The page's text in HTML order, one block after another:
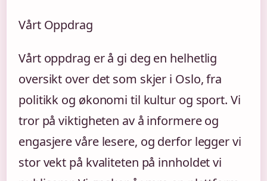
Vårt Oppdrag
Vårt oppdrag er å gi deg en helhetlig
oversikt over det som skjer i Oslo, fra
politikk og økonomi til kultur og sport. Vi
tror på viktigheten av å informere og
engasjere våre lesere, og derfor legger vi
stor vekt på kvaliteten på innholdet vi